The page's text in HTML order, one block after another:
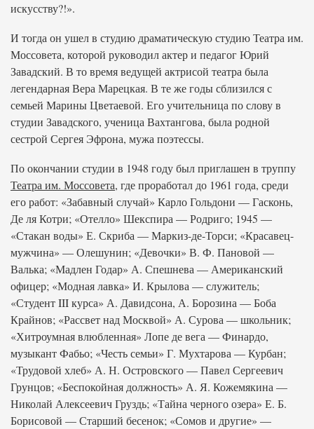
искусству?!».
И тогда он ушел в студию драматическую студию Театра им.
Моссовета, которой руководил актер и педагог Юрий
Завадский. В то время ведущей актрисой театра была
легендарная Вера Марецкая. В те же годы сблизился с
семьей Марины Цветаевой. Его учительница по слову в
студии Завадского, ученица Вахтангова, была родной
сестрой Сергея Эфрона, мужа поэтессы.
По окончании студии в 1948 году был приглашен в труппу
Театра им. Моссовета, где проработал до 1961 года, среди
его работ: «Забавный случай» Карло Гольдони — Гасконь,
Де ля Котри; «Отелло» Шекспира — Родриго; 1945 —
«Стакан воды» Е. Скриба — Маркиз-де-Торси; «Красавец-
мужчина» — Олешунин; «Девочки» В. Ф. Пановой —
Валька; «Мадлен Годар» А. Спешнева — Американский
офицер; «Модная лавка» И. Крылова — служитель;
«Студент III курса» А. Давидсона, А. Борозина — Боба
Крайнов; «Рассвет над Москвой» А. Сурова — школьник;
«Хитроумная влюбленная» Лопе де вега — Финардо,
музыкант Фабьо; «Честь семьи» Г. Мухтарова — Курбан;
«Трудовой хлеб» А. Н. Островского — Павел Сергеевич
Грунцов; «Беспокойная должность» А. Я. Кожемякина —
Николай Алексеевич Груздь; «Тайна черного озера» Е. Б.
Борисовой — Старший бесенок; «Сомов и другие» —